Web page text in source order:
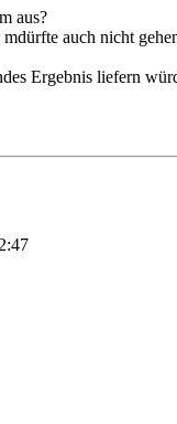
aus?
auch nicht
Ergebnis liefern